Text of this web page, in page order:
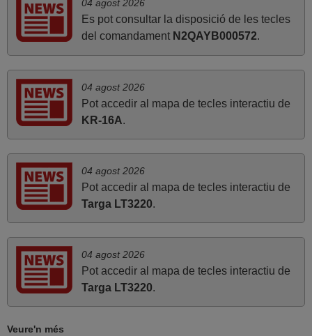
ESPANYA
agost 2022
perfecte¡
Joan,
Molt bé
ESPAÑA
abril 2020
Tot correcte. Gràcies
Daniel,
04 agost 2026
Es pot consultar la disposició de les tecles
del comandament N2QAYB000572.
04 agost 2026
Pot accedir al mapa de tecles interactiu de
KR-16A.
04 agost 2026
Pot accedir al mapa de tecles interactiu de
Targa LT3220.
04 agost 2026
Pot accedir al mapa de tecles interactiu de
Targa LT3220.
Veure'n més